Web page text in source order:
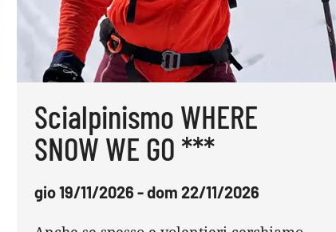
Scialpinismo WHERE
SNOW WE GO ***
gio 19/11/2026 - dom 22/11/2026